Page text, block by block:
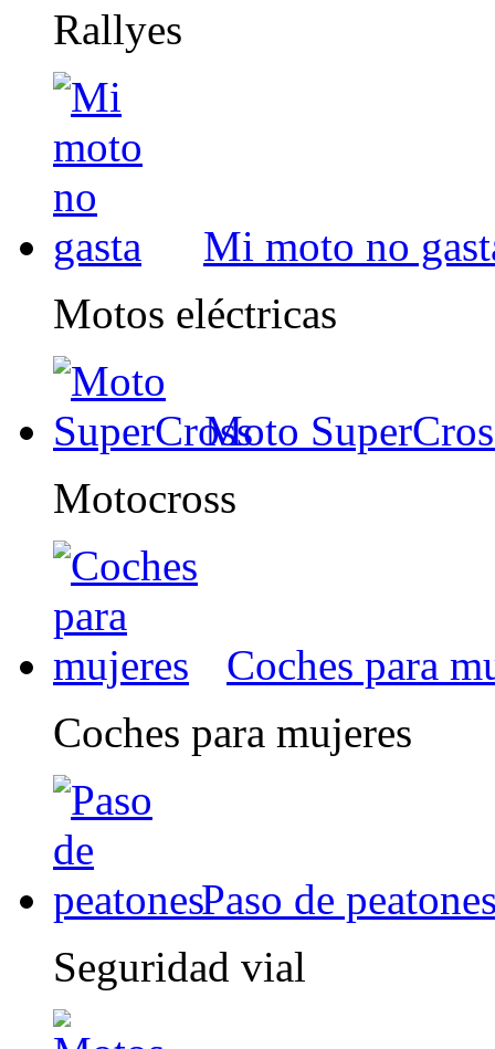
Rallyes
Mi moto no
Motos eléctricas
Moto
Motocross
Coches para
Coches para mujeres
Paso de
Seguridad vial